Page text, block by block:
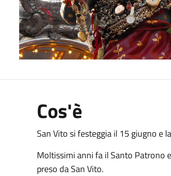
Cos'è
San Vito si festeggia il 15 giugno e
Moltissimi anni fa il Santo Patrono
preso da San Vito.